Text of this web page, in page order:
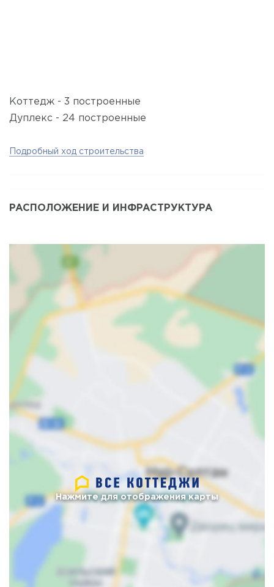
Коттедж - 3 построенные
Дуплекс - 24 построенные
Подробный ход строительства
РАСПОЛОЖЕНИЕ И ИНФРАСТРУКТУРА
Нажмите для отображения карты